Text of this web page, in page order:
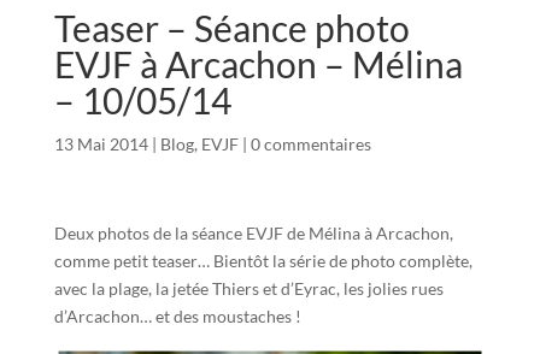
Teaser – Séance photo
EVJF à Arcachon – Mélina
– 10/05/14
13 Mai 2014| Blog, EVJF| 0 commentaires
Deux photos de la séance EVJF de Mélina à Arcachon,
comme petit teaser… Bientôt la série de photo complète,
avec la plage, la jetée Thiers et d’Eyrac, les jolies rues
d’Arcachon… et des moustaches !